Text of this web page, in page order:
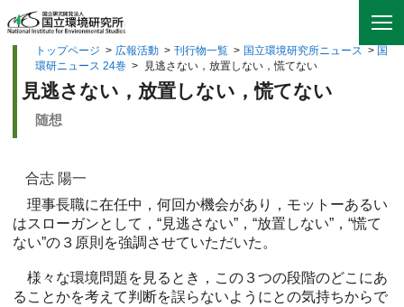
トップページ > 広報活動 > 刊行物一覧 > 国立環境研究所ニュース > 国
環研ニュース 24巻 > 見逃さない，放置しない，慌てない
見逃さない，放置しない，慌てない
随想
合志 陽一
理事長職に在任中，何回か機会があり，モットーあるい
はスローガンとして，“見逃さない”，“放置しない”，“慌て
ない”の３原則を強調させていただいた。
様々な環境問題を見るとき，この３つの段階のどこにあ
ることかを考えて判断を誤らないようにとの気持ちからで